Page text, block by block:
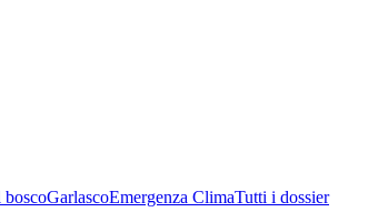
boscoGarlascoEmergenza ClimaTutti i dossier